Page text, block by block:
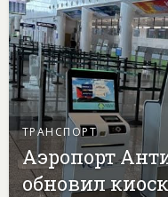
ТРАНСПОРТ
Аэропорт
обновил